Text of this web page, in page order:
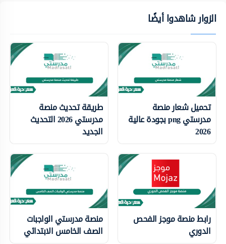
الزوار شاهدوا أيضًا
تحميل شعار منصة
مدرستي png بجودة عالية
2026
طريقة تحديث منصة
مدرستي 2026 التحديث
الجديد
رابط منصة موجز الفحص
الدوري
منصة مدرستي الواجبات
الصف الخامس الابتدائي